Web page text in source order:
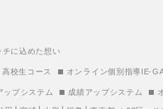
チに込めた想い
高校生コース オンライン個別指導IE-
ップシステム 成績アップシステム